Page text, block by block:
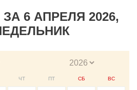
6 АПРЕЛЯ 2026,
ЧТ ПТ СБ ВС